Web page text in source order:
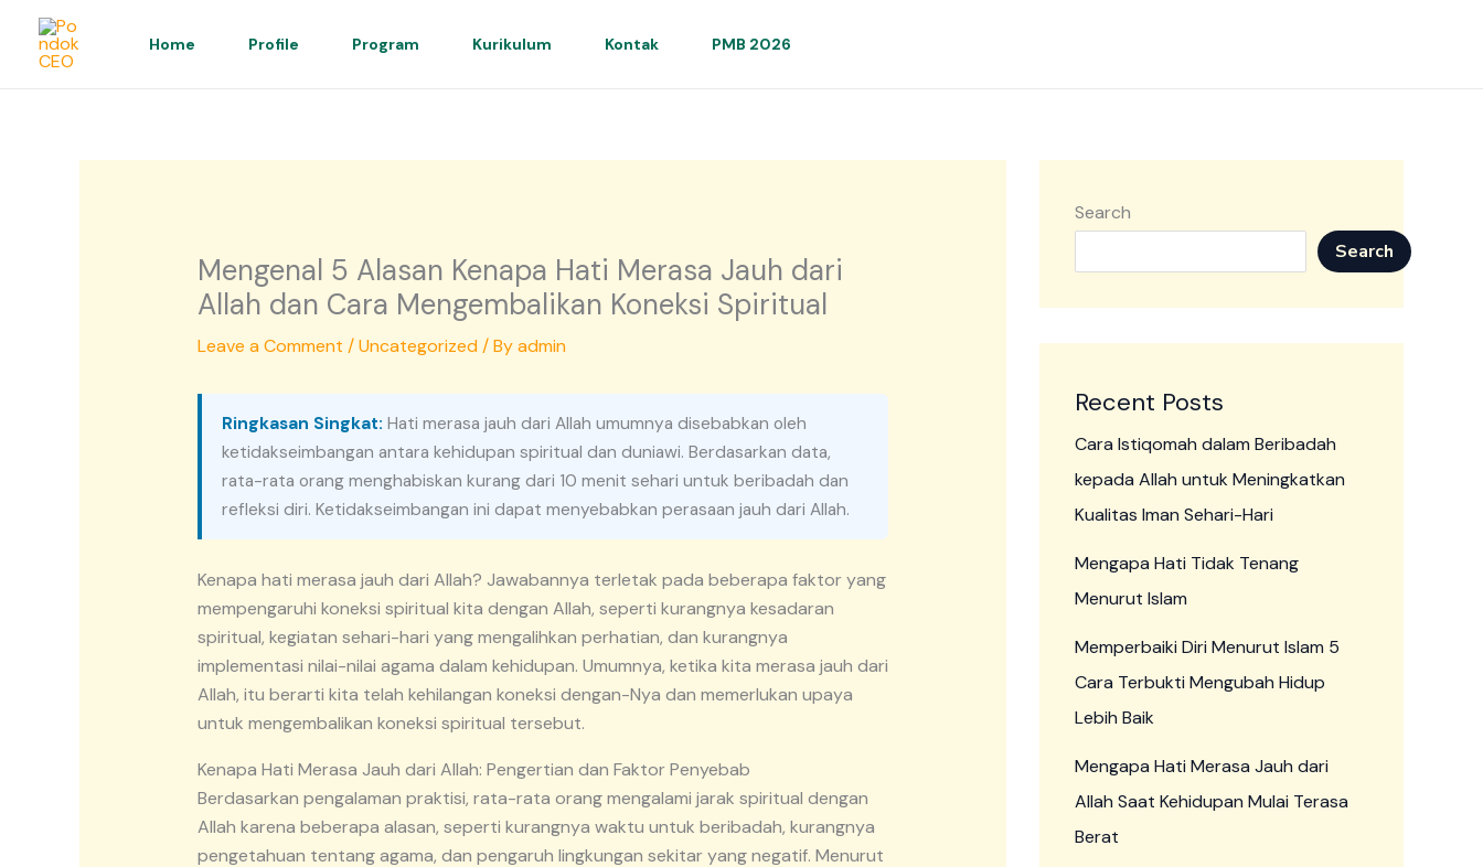
content
Home Profile Program Kurikulum Kontak PMB 2026
Mengenal 5 Alasan Kenapa Hati Merasa Jauh dari
Allah dan Cara Mengembalikan Koneksi Spiritual
Leave a Comment /Uncategorized / Byadmin
Ringkasan Singkat: Hati merasa jauh dari Allah umumnya disebabkan oleh
ketidakseimbangan antara kehidupan spiritual dan duniawi. Berdasarkan data,
rata-rata orang menghabiskan kurang dari 10 menit sehari untuk beribadah dan
refleksi diri. Ketidakseimbangan ini dapat menyebabkan perasaan jauh dari Allah.
Kenapa hati merasa jauh dari Allah? Jawabannya terletak pada beberapa faktor yang
mempengaruhi koneksi spiritual kita dengan Allah, seperti kurangnya kesadaran
spiritual, kegiatan sehari-hari yang mengalihkan perhatian, dan kurangnya
implementasi nilai-nilai agama dalam kehidupan. Umumnya, ketika kita merasa jauh dari
Allah, itu berarti kita telah kehilangan koneksi dengan-Nya dan memerlukan upaya
untuk mengembalikan koneksi spiritual tersebut.
Kenapa Hati Merasa Jauh dari Allah: Pengertian dan Faktor Penyebab
Berdasarkan pengalaman praktisi, rata-rata orang mengalami jarak spiritual dengan
Allah karena beberapa alasan, seperti kurangnya waktu untuk beribadah, kurangnya
pengetahuan tentang agama, dan pengaruh lingkungan sekitar yang negatif. Menurut
Search
Search
Recent Posts
Cara Istiqomah dalam Beribadah
kepada Allah untuk Meningkatkan
Kualitas Iman Sehari-Hari
Mengapa Hati Tidak Tenang
Menurut Islam
Memperbaiki Diri Menurut Islam 5
Cara Terbukti Mengubah Hidup
Lebih Baik
Mengapa Hati Merasa Jauh dari
Allah Saat Kehidupan Mulai Terasa
Berat